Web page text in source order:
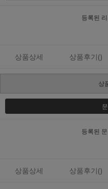
등록된
상품상세 상품후기()
상
등록된
상품상세 상품후기()